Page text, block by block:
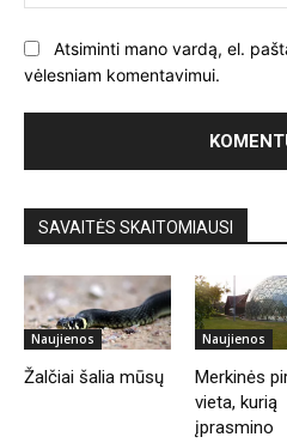
Atsiminti mano vardą, el.
vėlesniam komentavimui.
SAVAITĖS SKAITOMIAUSI
Naujienos
Žalčiai šalia mūsų
Naujienos
Merkinės
vieta, kurią
įprasmino